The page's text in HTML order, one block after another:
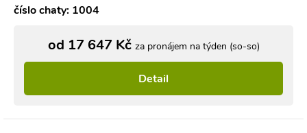
číslo chaty: 1004
od 17 647 Kč za pronájem na týden (so-so)
Detail